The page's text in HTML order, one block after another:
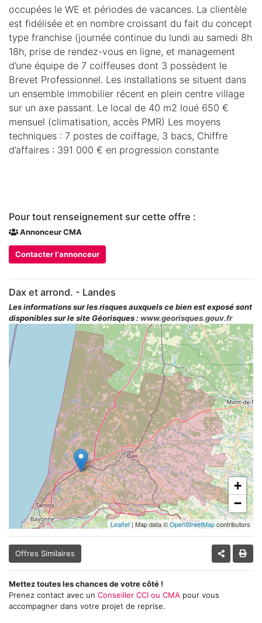
occupées le WE et périodes de vacances. La clientèle
est fidélisée et en nombre croissant du fait du concept
type franchise (journée continue du lundi au samedi 8h
18h, prise de rendez-vous en ligne, et management
d’une équipe de 7 coiffeuses dont 3 possèdent le
Brevet Professionnel. Les installations se situent dans
un ensemble immobilier récent en plein centre village
sur un axe passant. Le local de 40 m2 loué 650 €
mensuel (climatisation, accès PMR) Les moyens
techniques : 7 postes de coiffage, 3 bacs, Chiffre
d’affaires : 391 000 € en progression constante
Pour tout renseignement sur cette offre :
Annonceur CMA
Contacter l'annonceur
Dax et arrond. - Landes
Les informations sur les risques auxquels ce bien est exposé sont
disponibles sur le site Géorisques : www.georisques.gouv.fr
+
−
Leaflet | Map data ©OpenStreetMapcontributors
Offres Similaires
Mettez toutes les chances de votre côté !
Prenez contact avec un Conseiller CCI ou CMA pour vous
accompagner dans votre projet de reprise.